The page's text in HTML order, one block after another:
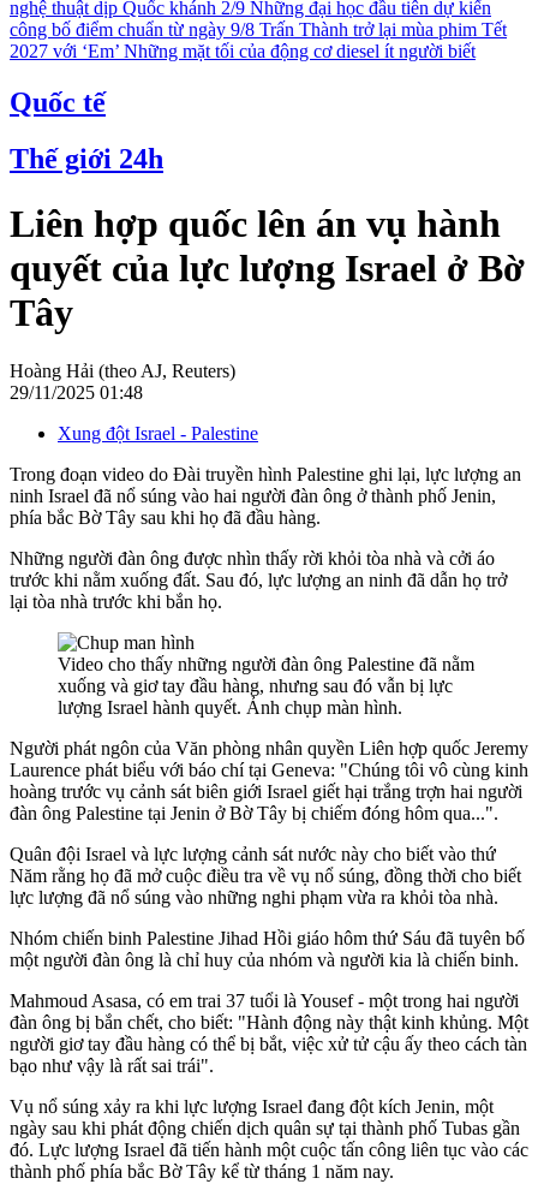
nghệ thuật dịp Quốc khánh 2/9 Những đại học đầu tiên dự kiến
công bố điểm chuẩn từ ngày 9/8 Trấn Thành trở lại mùa phim Tết
2027 với ‘Em’ Những mặt tối của động cơ diesel ít người biết
Quốc tế
Thế giới 24h
Liên hợp quốc lên án vụ hành
quyết của lực lượng Israel ở Bờ
Tây
Hoàng Hải (theo AJ, Reuters)
29/11/2025 01:48
Xung đột Israel - Palestine
Trong đoạn video do Đài truyền hình Palestine ghi lại, lực lượng an
ninh Israel đã nổ súng vào hai người đàn ông ở thành phố Jenin,
phía bắc Bờ Tây sau khi họ đã đầu hàng.
Những người đàn ông được nhìn thấy rời khỏi tòa nhà và cởi áo
trước khi nằm xuống đất. Sau đó, lực lượng an ninh đã dẫn họ trở
lại tòa nhà trước khi bắn họ.
Video cho thấy những người đàn ông Palestine đã nằm
xuống và giơ tay đầu hàng, nhưng sau đó vẫn bị lực
lượng Israel hành quyết. Ảnh chụp màn hình.
Người phát ngôn của Văn phòng nhân quyền Liên hợp quốc Jeremy
Laurence phát biểu với báo chí tại Geneva: "Chúng tôi vô cùng kinh
hoàng trước vụ cảnh sát biên giới Israel giết hại trắng trợn hai người
đàn ông Palestine tại Jenin ở Bờ Tây bị chiếm đóng hôm qua...".
Quân đội Israel và lực lượng cảnh sát nước này cho biết vào thứ
Năm rằng họ đã mở cuộc điều tra về vụ nổ súng, đồng thời cho biết
lực lượng đã nổ súng vào những nghi phạm vừa ra khỏi tòa nhà.
Nhóm chiến binh Palestine Jihad Hồi giáo hôm thứ Sáu đã tuyên bố
một người đàn ông là chỉ huy của nhóm và người kia là chiến binh.
Mahmoud Asasa, có em trai 37 tuổi là Yousef - một trong hai người
đàn ông bị bắn chết, cho biết: "Hành động này thật kinh khủng. Một
người giơ tay đầu hàng có thể bị bắt, việc xử tử cậu ấy theo cách tàn
bạo như vậy là rất sai trái".
Vụ nổ súng xảy ra khi lực lượng Israel đang đột kích Jenin, một
ngày sau khi phát động chiến dịch quân sự tại thành phố Tubas gần
đó. Lực lượng Israel đã tiến hành một cuộc tấn công liên tục vào các
thành phố phía bắc Bờ Tây kể từ tháng 1 năm nay.